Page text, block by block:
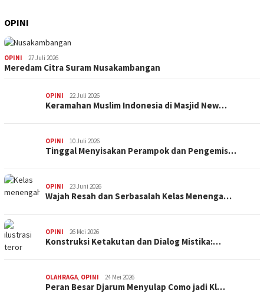
OPINI
OPINI 27 Juli 2026
Meredam Citra Suram Nusakambangan
OPINI 22 Juli 2026
Keramahan Muslim Indonesia di Masjid New…
OPINI 10 Juli 2026
Tinggal Menyisakan Perampok dan Pengemis…
OPINI 23 Juni 2026
Wajah Resah dan Serbasalah Kelas Menenga…
OPINI 26 Mei 2026
Konstruksi Ketakutan dan Dialog Mistika:…
OLAHRAGA OPINI 24 Mei 2026
Peran Besar Djarum Menyulap Como jadi Kl…